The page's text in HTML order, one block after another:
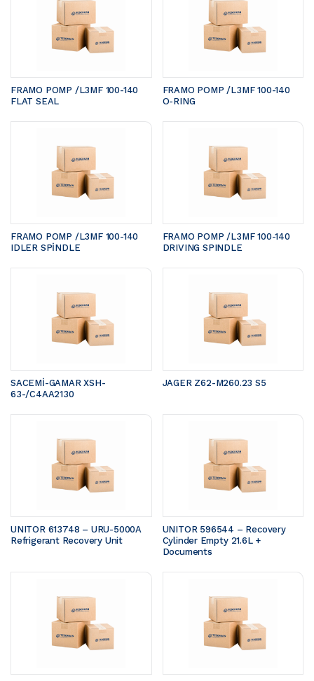
FRAMO POMP /L3MF 100-140
FLAT SEAL
FRAMO POMP /L3MF 100-140
O-RING
FRAMO POMP /L3MF 100-140
IDLER SPİNDLE
FRAMO POMP /L3MF 100-140
DRIVING SPINDLE
SACEMİ-GAMAR XSH-
63-/C4AA2130
JAGER Z62-M260.23 S5
UNITOR 613748 – URU-5000A
Refrigerant Recovery Unit
UNITOR 596544 – Recovery
Cylinder Empty 21.6L +
Documents